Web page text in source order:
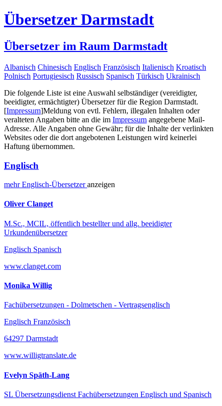
Übersetzer Darmstadt
Übersetzer im Raum Darmstadt
Albanisch Chinesisch Englisch Französisch Italienisch Kroatisch
Polnisch Portugiesisch Russisch Spanisch Türkisch Ukrainisch
Die folgende Liste ist eine Auswahl selbständiger (vereidigter,
beeidigter, ermächtigter) Übersetzer für die Region Darmstadt.
[Impressum]Meldung von evtl. Fehlern, illegalen Inhalten oder
veralteten Angaben bitte an die im Impressum angegebene Mail-
Adresse. Alle Angaben ohne Gewähr; für die Inhalte der verlinkten
Websites oder die dort angebotenen Leistungen wird keinerlei
Haftung übernommen.
Englisch
mehrEnglisch-Übersetzeranzeigen
Oliver Clanget
M.Sc., MCIL, öffentlich bestellter und allg. beeidigter
Urkundenübersetzer
Englisch Spanisch
www.clanget.com
Monika Willig
Fachübersetzungen - Dolmetschen - Vertragsenglisch
Englisch Französisch
64297 Darmstadt
www.willigtranslate.de
Evelyn Späth-Lang
SL Übersetzungsdienst Fachübersetzungen Englisch und Spanisch